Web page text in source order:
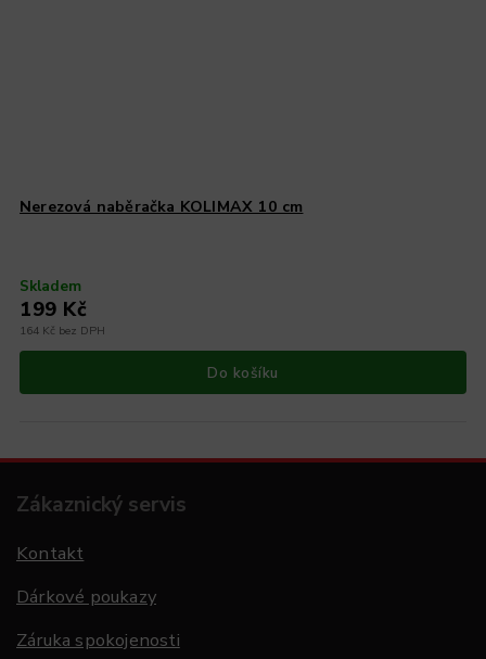
Nerezová naběračka KOLIMAX 10 cm
Skladem
164 Kč bez DPH
199 Kč
Do košíku
Zákaznický servis
Kontakt
Dárkové poukazy
Záruka spokojenosti